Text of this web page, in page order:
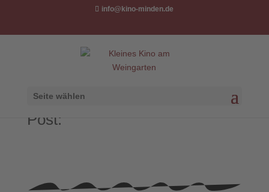
info@kino-minden.de
Seite wählen
Vorsprung durch
Post: